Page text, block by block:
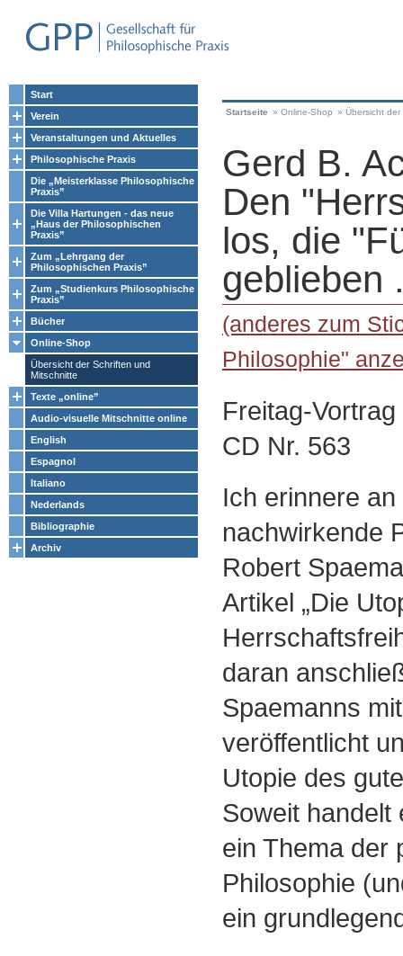
Start
Verein
Veranstaltungen und Aktuelles
Philosophische Praxis
Die „Meisterklasse Philosophische
Praxis”
Die Villa Hartungen - das neue
„Haus der Philosophischen
Praxis”
Zum „Lehrgang der
Philosophischen Praxis”
Zum „Studienkurs Philosophische
Praxis”
Bücher
Online-Shop
Übersicht der Schriften und
Mitschnitte
Texte „online”
Audio-visuelle Mitschnitte online
English
Espagnol
Italiano
Nederlands
Bibliographie
Archiv
Startseite » Online-Shop » Übersicht
Gerd B.
Den
los, die
geblieben
(anderes zum
Philosophie"
Freitag-
CD Nr. 563
Ich erinnere
nachwirkende
Robert
Artikel „Die
daran
Spaemanns
veröffentlicht
Utopie des
Soweit handelt
ein Thema der
Philosophie
ein